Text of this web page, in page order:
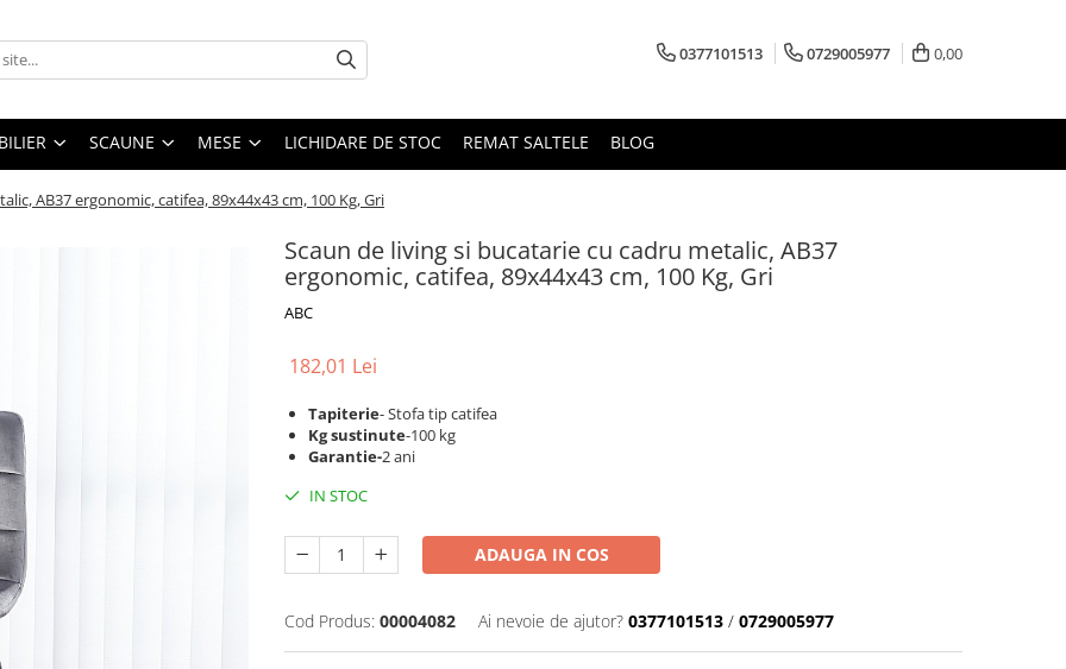
0377101513 0729005977 0,00
SCAUNE MESE LICHIDARE DE STOC REMAT SALTELE BLOG
AB37 ergonomic, catifea, 89x44x43 cm, 100 Kg, Gri
Scaun de living si bucatarie cu cadru metalic, AB37
ergonomic, catifea, 89x44x43 cm, 100 Kg, Gri
ABC
182,01 Lei
Tapiterie- Stofa tip catifea
Kg sustinute-100 kg
Garantie-2 ani
IN STOC
ADAUGA IN COS
Cod Produs: 00004082 Ai nevoie de ajutor? 0377101513 / 0729005977